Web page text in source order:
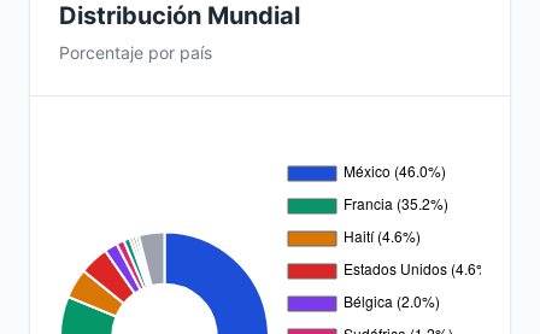
Distribución Mundial
Porcentaje por país